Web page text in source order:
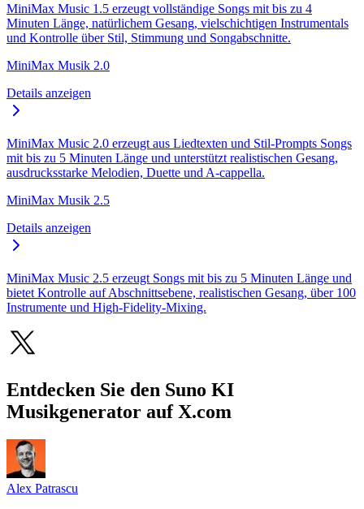
MiniMax Music 1.5 erzeugt vollständige Songs mit bis zu 4
Minuten Länge, natürlichem Gesang, vielschichtigen Instrumentals
und Kontrolle über Stil, Stimmung und Songabschnitte.
MiniMax Musik 2.0
Details anzeigen
MiniMax Music 2.0 erzeugt aus Liedtexten und Stil-Prompts Songs
mit bis zu 5 Minuten Länge und unterstützt realistischen Gesang,
ausdrucksstarke Melodien, Duette und A-cappella.
MiniMax Musik 2.5
Details anzeigen
MiniMax Music 2.5 erzeugt Songs mit bis zu 5 Minuten Länge und
bietet Kontrolle auf Abschnittsebene, realistischen Gesang, über 100
Instrumente und High-Fidelity-Mixing.
Entdecken Sie den Suno KI
Musikgenerator auf X.com
Alex Patrascu